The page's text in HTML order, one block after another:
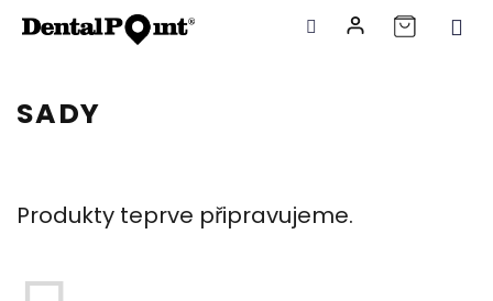
obsah
SADY
Produkty teprve připravujeme.